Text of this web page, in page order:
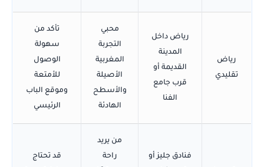
رياض
تقليدي
رياض داخل
المدينة
القديمة أو
قرب جامع
الفنا
محبي
التجربة
المغربية
الأصيلة
والأسطح
الهادئة
تأكد من
سهولة
الوصول
للأمتعة
وموقع الباب
الرئيسي
فنادق جليز أو
من يريد
راحة
قد تحتاج